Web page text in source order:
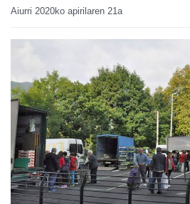
Aiurri 2020ko apirilaren 21a